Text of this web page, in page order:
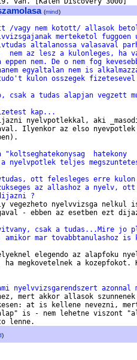
(mind)
/vagy nem kotott/ allasok
merteketol fuggoen
altalanossa valasaval
nem az lesz a kulonleges, ha
nem. De o nem fog
egyaltalan nem is
kulon osszegek
csak a tudas alapjan vegzett
kap...
nyelvpotlekkal, aki
Ilyenkor az elso
hatekony
nyelvpotlek teljes
ott felesleges erre
az allashoz a nyelv,
?
vegezheto nyelvvizsga nelkul
- ebben az esetben ezt
csak a tudas...Mire jo
mar tovabbtanulashoz is
elegendo az alapfoku
ha megkovetelnek a
nyelvvizsgarendszert azonnal
mert akkor allasok
at is kellene nevezni,
is - nem lehetne viszont
)